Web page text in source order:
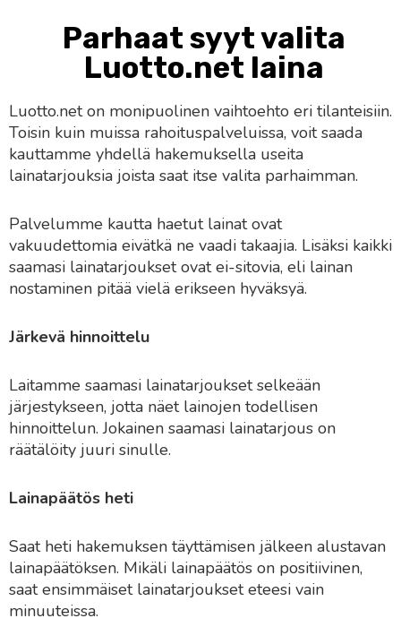
Parhaat syyt valita
Luotto.net laina
Luotto.net on monipuolinen vaihtoehto eri tilanteisiin.
Toisin kuin muissa rahoituspalveluissa, voit saada
kauttamme yhdellä hakemuksella useita
lainatarjouksia joista saat itse valita parhaimman.
Palvelumme kautta haetut lainat ovat
vakuudettomia eivätkä ne vaadi takaajia. Lisäksi kaikki
saamasi lainatarjoukset ovat ei-sitovia, eli lainan
nostaminen pitää vielä erikseen hyväksyä.
Järkevä hinnoittelu
Laitamme saamasi lainatarjoukset selkeään
järjestykseen, jotta näet lainojen todellisen
hinnoittelun. Jokainen saamasi lainatarjous on
räätälöity juuri sinulle.
Lainapäätös heti
Saat heti hakemuksen täyttämisen jälkeen alustavan
lainapäätöksen. Mikäli lainapäätös on positiivinen,
saat ensimmäiset lainatarjoukset eteesi vain
minuuteissa.